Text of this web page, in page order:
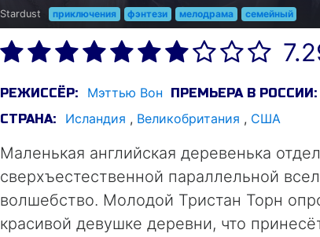
Stardust приключения фэнтези мелодрама семейный
РЕЖИССЁР: Мэттью Вон ПРЕМЬЕРА В РОССИИ:
СТРАНА: Исландия , Великобритания , США
Маленькая английская деревенька
сверхъестественной параллельной
волшебство. Молодой Тристан Торн
красивой девушке деревни, что